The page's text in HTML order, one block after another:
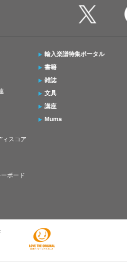
ィスコア
ボード
輸入楽譜特集ポータル
書籍
雑誌
文具
講座
Muma